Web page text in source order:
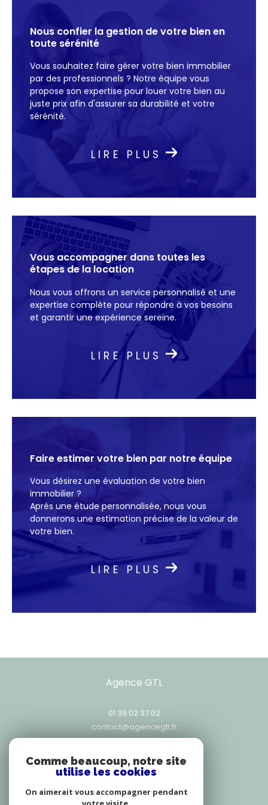
sélection de biens adaptés à vos attentes.
Parcourez nos annonces de location et
trouvez le logement idéal, grâce à un
accompagnement personnalisé et une
parfaite connaissance du marché local.
Vente immobilière
Confiez-nous la vente immobilière de votre
propriété et bénéficiez d’une expertise
pointue pour optimiser chaque étape de la
transaction. Grâce à notre réseau local, nous
diffusons vos annonces de vente auprès des
bons acheteurs.
Nous mettons un point d’honneur à valoriser
chaque bien avec des solutions sur mesure,
qu’il s’agisse de vendre son bien. Profitez d’un
accompagnement personnalisé pour toute
transaction immobilière et laissez-nous vous
guider avec efficacité.
Estimation immobilière
Besoin d’une estimation immobilière gratuite ?
nous réalisons une estimation immobilière
comparative de marché. Que ce soit pour
les tendances du marché, notre expertise
vous garantit une évaluation pertinente pour
orienter vos décisions.
Contactez notre agence
immobilière
Prêts à concrétiser votre projet immobilier ?
Contactez l'Agence GTL au 01 39 02 37 02, par
Versailles. Ensemble, construisons l’avenir de
vos ambitions immobilières.
Nous confier la gestion de votre bien en
toute sérénité
Vous souhaitez faire gérer votre bien immobilier
par des professionnels ? Notre équipe vous
propose son expertise pour louer votre bien au
juste prix afin d'assurer sa durabilité et votre
sérénité.
LIRE PLUS
Vous accompagner dans toutes les
étapes de la location
Nous vous offrons un service personnalisé et une
expertise complète pour répondre à vos besoins
et garantir une expérience sereine.
LIRE PLUS
Faire estimer votre bien par notre équipe
Vous désirez une évaluation de votre bien
immobilier ?
Après une étude personnalisée, nous vous
donnerons une estimation précise de la valeur de
votre bien.
LIRE PLUS
Agence GTL
01 39 02 37 02
contact@agencegtl.fr
25, rue Exelmans
versailles
Comme beaucoup, notre site
utilise les cookies
On aimerait vous accompagner pendant